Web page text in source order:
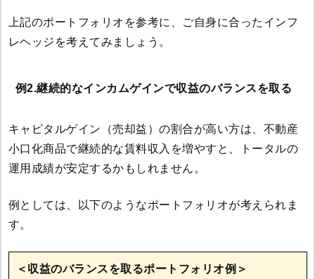
上記のポートフォリオを参考に、ご自身に合ったインフ
レヘッジを考えてみましょう。
例2.継続的なインカムゲインで収益のバランスを取る
キャピタルゲイン（売却益）の割合が高い方は、不動産
小口化商品で継続的な賃料収入を増やすと、トータルの
運用成績が安定するかもしれません。
例としては、以下のようなポートフォリオが考えられま
す。
＜収益のバランスを取るポートフォリオ例＞